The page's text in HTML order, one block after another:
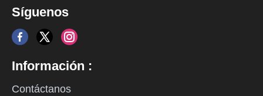
Síguenos
Información :
Contáctanos